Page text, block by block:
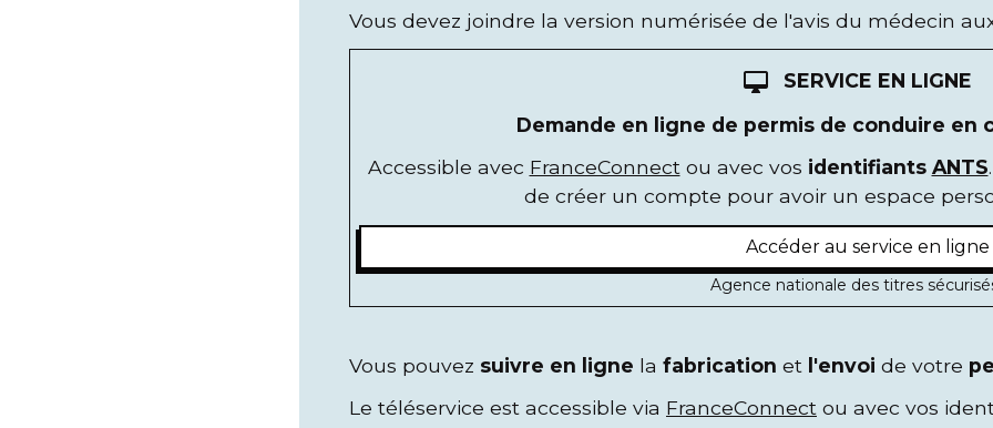
Vous devez joindre la version numérisée de l'avis du médecin
desktop_mac
SERVICE EN LIGNE
Demande en ligne de permis de conduire en
Accessible avec FranceConnectou avec vos identifiants ANTS
de créer un compte pour avoir un espace
Accéder au service en ligne
Agence nationale des titres
Vous pouvez suivre en ligne la fabrication et l'envoi de votre
Le téléservice est accessible via FranceConnect ou avec vos